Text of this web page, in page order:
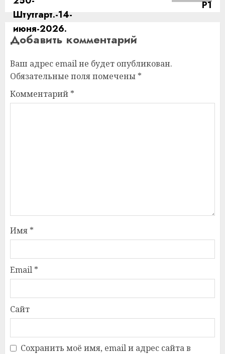
Добавить комментарий
Ваш адрес email не будет опубликован.
Обязательные поля помечены *
Комментарий *
Имя *
Email *
Сайт
Сохранить моё имя, email и адрес сайта в